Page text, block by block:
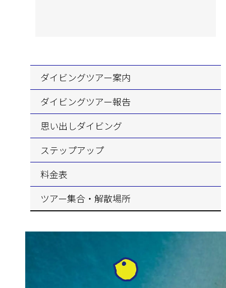
ダイビングツアー案内
ダイビングツアー報告
思い出しダイビング
ステップアップ
料金表
ツアー集合・解散場所